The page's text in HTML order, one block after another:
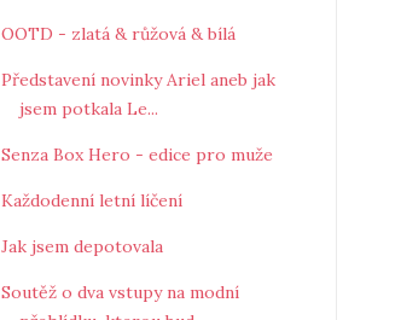
OOTD - zlatá & růžová & bílá
Představení novinky Ariel aneb jak
jsem potkala Le...
Senza Box Hero - edice pro muže
Každodenní letní líčení
Jak jsem depotovala
Soutěž o dva vstupy na modní